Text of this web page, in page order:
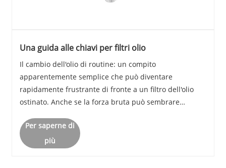
Una guida alle chiavi per filtri olio
Il cambio dell'olio di routine: un compito
apparentemente semplice che può diventare
rapidamente frustrante di fronte a un filtro dell'olio
ostinato. Anche se la forza bruta può sembrare
ammaccato e a un pasticcio ancora più grande da
pulire. È......
Per saperne di
più